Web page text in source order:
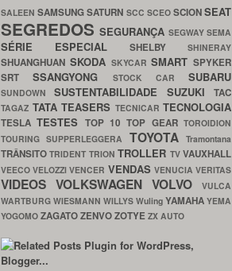
SALEENSAMSUNGSATURN SCC SCEO SCIONSEAT
SEGREDOSSEGURANÇA SEGWAYSEMA
SÉRIE ESPECIAL SHELBY SHINERAY
SHUANGHUAN SKODA SKYCARSMART SPYKER
SRTSSANGYONG STOCK CAR SUBARU
SUNDOWNSUSTENTABILIDADE SUZUKITAC
TAGAZ TATA TEASERS TECNICAR TECNOLOGIA
TESLATESTES TOP 10TOP GEARTOROIDION
TOURING SUPPERLEGGERA TOYOTATramontana
TRÂNSITOTRIDENT TRIONTROLLER TVVAUXHALL
VEECOVELOZZIVENCER VENDAS VENUCIAVERITAS
VIDEOS VOLKSWAGEN VOLVO
VULCA
WARTBURG WIESMANN WILLYS Wuling YAMAHA YEMA
YOGOMO ZAGATOZENVOZOTYE ZX AUTO